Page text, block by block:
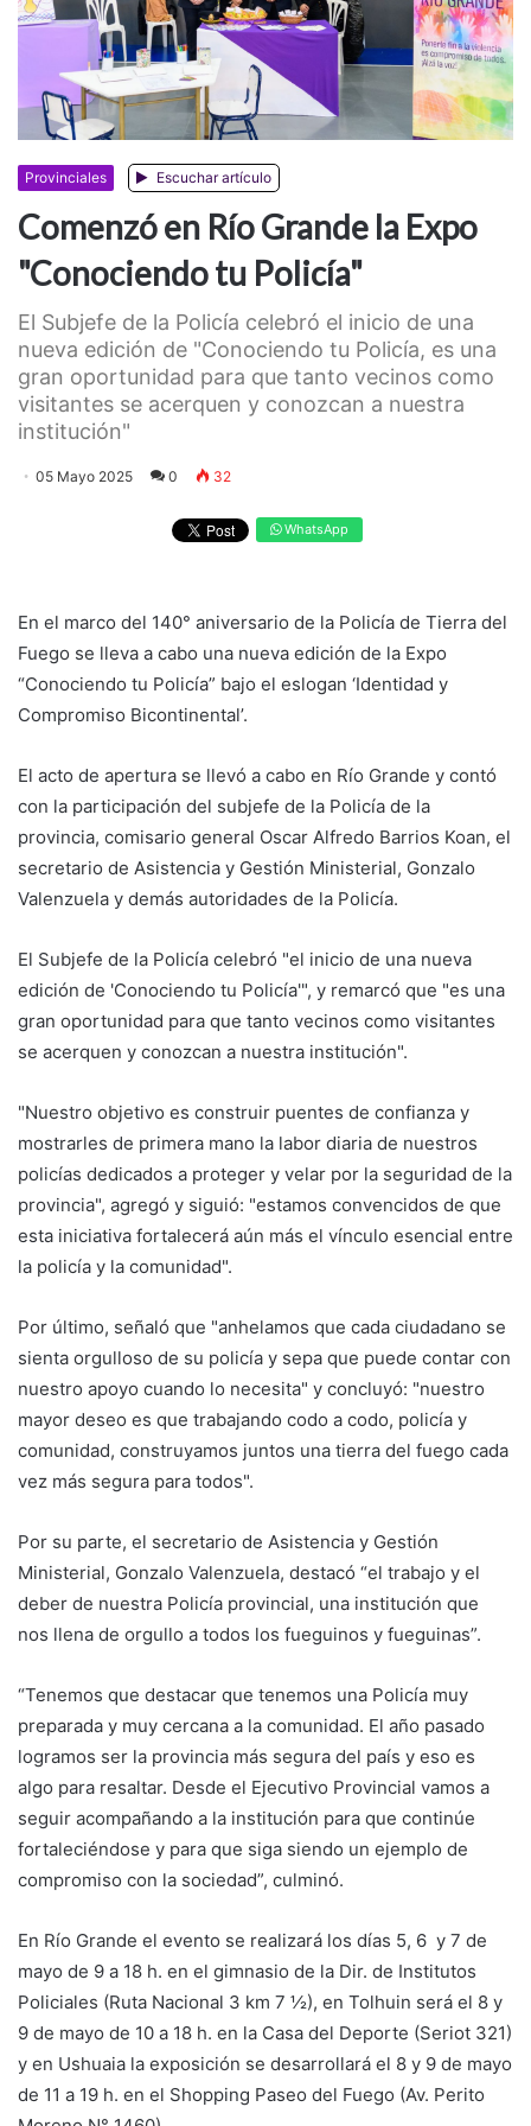
Provinciales Escuchar artículo
Comenzó en Río Grande la Expo
"Conociendo tu Policía"
El Subjefe de la Policía celebró el inicio de una
nueva edición de "Conociendo tu Policía, es una
gran oportunidad para que tanto vecinos como
visitantes se acerquen y conozcan a nuestra
institución"
05 Mayo 2025 0 32
WhatsApp
En el marco del 140° aniversario de la Policía de Tierra del
Fuego se lleva a cabo una nueva edición de la Expo
“Conociendo tu Policía” bajo el eslogan ‘Identidad y
Compromiso Bicontinental’.
El acto de apertura se llevó a cabo en Río Grande y contó
con la participación del subjefe de la Policía de la
provincia, comisario general Oscar Alfredo Barrios Koan, el
secretario de Asistencia y Gestión Ministerial, Gonzalo
Valenzuela y demás autoridades de la Policía.
El Subjefe de la Policía celebró "el inicio de una nueva
edición de 'Conociendo tu Policía'", y remarcó que "es una
gran oportunidad para que tanto vecinos como visitantes
se acerquen y conozcan a nuestra institución".
"Nuestro objetivo es construir puentes de confianza y
mostrarles de primera mano la labor diaria de nuestros
policías dedicados a proteger y velar por la seguridad de la
provincia", agregó y siguió: "estamos convencidos de que
esta iniciativa fortalecerá aún más el vínculo esencial entre
la policía y la comunidad".
Por último, señaló que "anhelamos que cada ciudadano se
sienta orgulloso de su policía y sepa que puede contar con
nuestro apoyo cuando lo necesita" y concluyó: "nuestro
mayor deseo es que trabajando codo a codo, policía y
comunidad, construyamos juntos una tierra del fuego cada
vez más segura para todos".
Por su parte, el secretario de Asistencia y Gestión
Ministerial, Gonzalo Valenzuela, destacó “el trabajo y el
deber de nuestra Policía provincial, una institución que
nos llena de orgullo a todos los fueguinos y fueguinas”.
“Tenemos que destacar que tenemos una Policía muy
preparada y muy cercana a la comunidad. El año pasado
logramos ser la provincia más segura del país y eso es
algo para resaltar. Desde el Ejecutivo Provincial vamos a
seguir acompañando a la institución para que continúe
fortaleciéndose y para que siga siendo un ejemplo de
compromiso con la sociedad”, culminó.
En Río Grande el evento se realizará los días 5, 6 y 7 de
mayo de 9 a 18 h. en el gimnasio de la Dir. de Institutos
Policiales (Ruta Nacional 3 km 7 ½), en Tolhuin será el 8 y
9 de mayo de 10 a 18 h. en la Casa del Deporte (Seriot 321)
y en Ushuaia la exposición se desarrollará el 8 y 9 de mayo
de 11 a 19 h. en el Shopping Paseo del Fuego (Av. Perito